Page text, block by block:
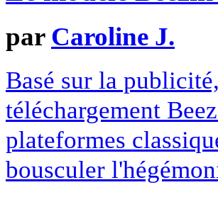
par Caroline J.
Basé sur la
téléchargement
plateformes
bousculer